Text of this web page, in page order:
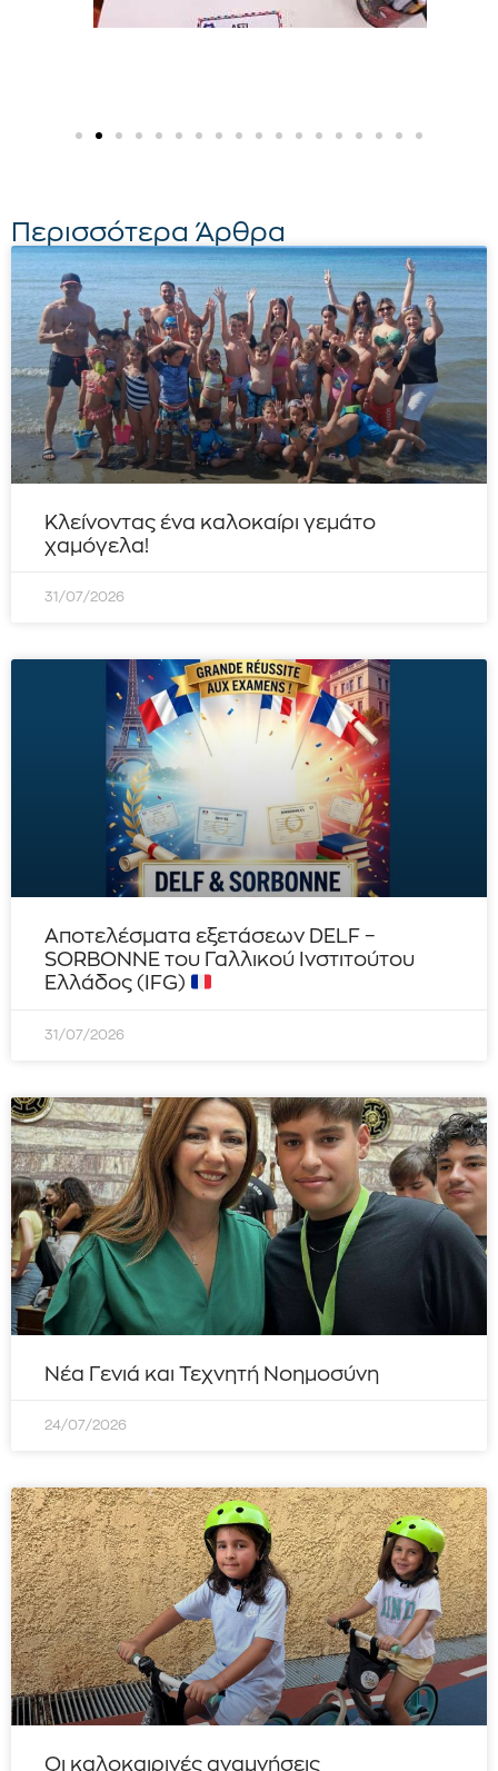
Περισσότερα Άρθρα
Κλείνοντας ένα καλοκαίρι γεμάτο
χαμόγελα!
31/07/2026
Αποτελέσματα εξετάσεων DELF –
SORBONNE του Γαλλικού Ινστιτούτου
Ελλάδος (IFG)
31/07/2026
Νέα Γενιά και Τεχνητή Νοημοσύνη
24/07/2026
Οι καλοκαιρινές αναμνήσεις